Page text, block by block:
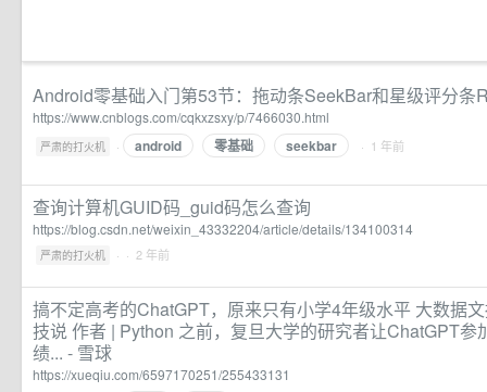
Android零基础入门第53节：拖动条SeekBar和星级评分条
https://www.cnblogs.com/cqkxzsxy/p/7466030.html
严肃的打火机 · android 零基础 seekbar · 1 年前
查询计算机GUID码_guid码怎么查询
https://blog.csdn.net/weixin_43332204/article/details/134100314
严肃的打火机 · · 2 年前
搞不定高考的ChatGPT，原来只有小学4年级水平 大数据
技说 作者 | Python 之前，复旦大学的研究者让ChatGPT参
绩... - 雪球
https://xueqiu.com/6597170251/255433131